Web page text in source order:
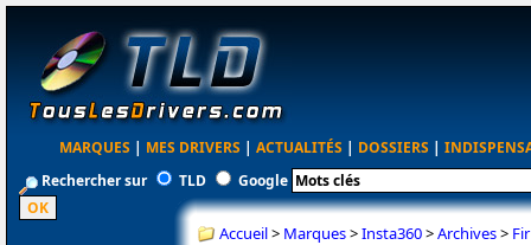
MARQUES | MES DRIVERS | ACTUALITÉS | DOSSIERS |
Rechercher sur
TLD Google
Accueil> Marques>Insta360>Archives>